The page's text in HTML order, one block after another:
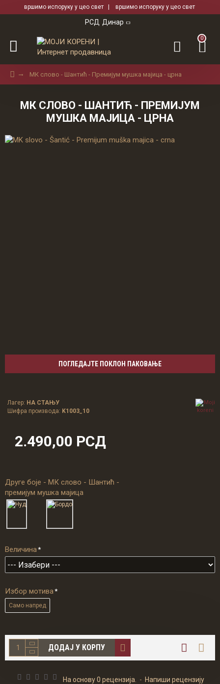
вршимо испоруку у цео свет | вршимо испоруку у цео свет
РСД Динар
0
МК слово - Шантић - Премиjум мушка мајица - црна
МК СЛОВО - ШАНТИЋ - ПРЕМИJУМ
МУШКА МАЈИЦА - ЦРНА
ПОГЛЕДАЈТЕ ПОКЛОН ПАКОВАЊЕ
На основу 0 рецензија. - Напиши рецензију
2.490,00 РСД
Лагер: НА СТАЊУ
Шифра производа: K1003_10
Друге боје - МК слово - Шантић -
премијум мушка мајица
Величина
Избор мотива
Само напред
ДОДАЈ У КОРПУ